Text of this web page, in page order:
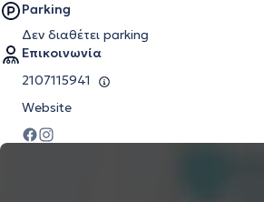
Parking
Δεν διαθέτει parking
Επικοινωνία
2107115941
Website